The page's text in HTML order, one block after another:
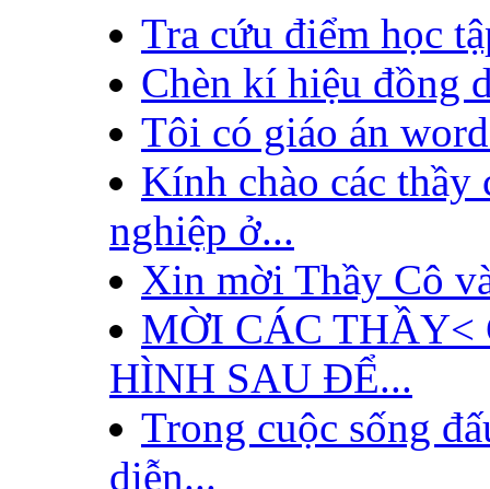
Tra cứu điểm học
Chèn kí hiệu đồng
Tôi có giáo án
Kính chào các thầy
nghiệp ở...
Xin mời Thầy Cô
MỜI CÁC THẦY<
HÌNH SAU ĐỂ...
Trong cuộc sống
diễn...